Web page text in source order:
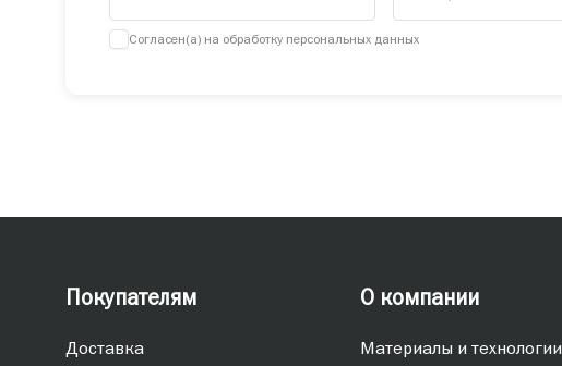
Согласен(а) на обработку персональных данных
Покупателям
Доставка
О компании
Материалы и технологии